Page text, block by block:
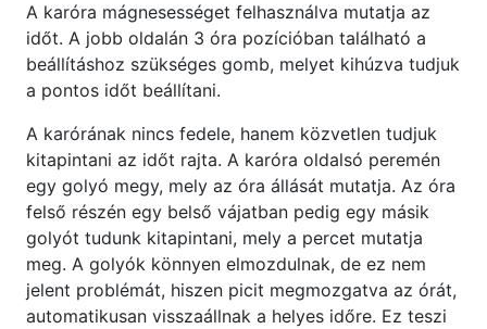
A karóra mágnesességet felhasználva mutatja az
időt. A jobb oldalán 3 óra pozícióban található a
beállításhoz szükséges gomb, melyet kihúzva tudjuk
a pontos időt beállítani.
A karórának nincs fedele, hanem közvetlen tudjuk
kitapintani az időt rajta. A karóra oldalsó peremén
egy golyó megy, mely az óra állását mutatja. Az óra
felső részén egy belső vájatban pedig egy másik
golyót tudunk kitapintani, mely a percet mutatja
meg. A golyók könnyen elmozdulnak, de ez nem
jelent problémát, hiszen picit megmozgatva az órát,
automatikusan visszaállnak a helyes időre. Ez teszi